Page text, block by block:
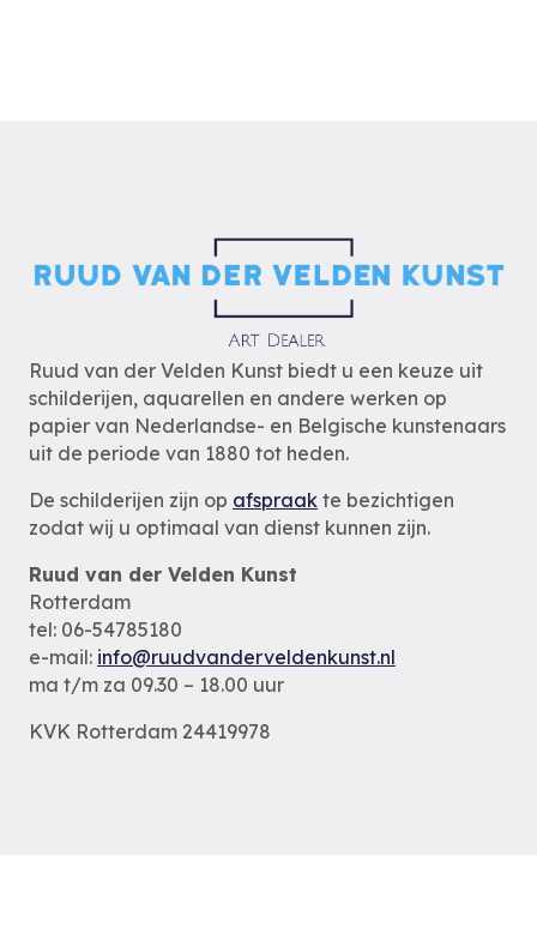
Ruud van der Velden Kunst biedt u een keuze uit
schilderijen, aquarellen en andere werken op
papier van Nederlandse- en Belgische kunstenaars
uit de periode van 1880 tot heden.
De schilderijen zijn op afspraak te bezichtigen
zodat wij u optimaal van dienst kunnen zijn.
Ruud van der Velden Kunst
Rotterdam
tel: 06-54785180
e-mail: info@ruudvanderveldenkunst.nl
ma t/m za 09.30 – 18.00 uur
KVK Rotterdam 24419978